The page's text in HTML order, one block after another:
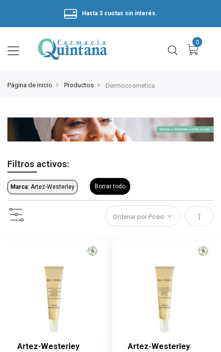
Hasta 3 cuotas sin interés.
Página de inicio Productos Dermocosmetica
Filtros activos:
Marca: Artez-Westerley Borrar todo
Artez-Westerley
Artez-Westerley